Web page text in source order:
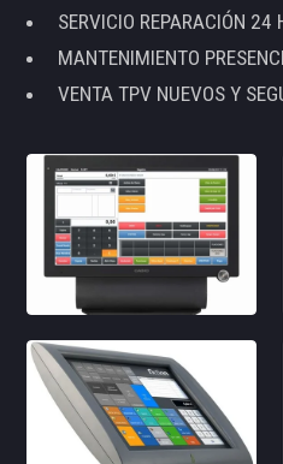
SERVICIO REPARACIÓN 24
MANTENIMIENTO
VENTA TPV NUEVOS Y